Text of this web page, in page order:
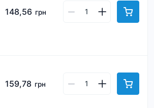
148,56 грн
159,78 грн